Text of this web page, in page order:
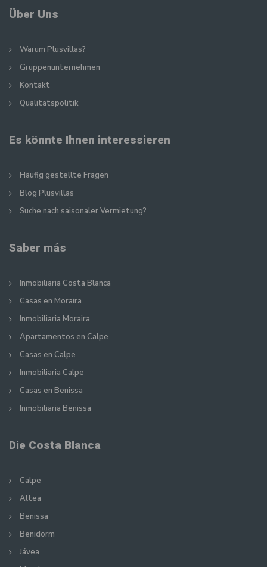
Über Uns
Warum Plusvillas?
Gruppenunternehmen
Kontakt
Qualitatspolitik
Es könnte Ihnen interessieren
Häufig gestellte Fragen
Blog Plusvillas
Suche nach saisonaler Vermietung?
Saber más
Inmobiliaria Costa Blanca
Casas en Moraira
Inmobiliaria Moraira
Apartamentos en Calpe
Casas en Calpe
Inmobiliaria Calpe
Casas en Benissa
Inmobiliaria Benissa
Die Costa Blanca
Calpe
Altea
Benissa
Benidorm
Jávea